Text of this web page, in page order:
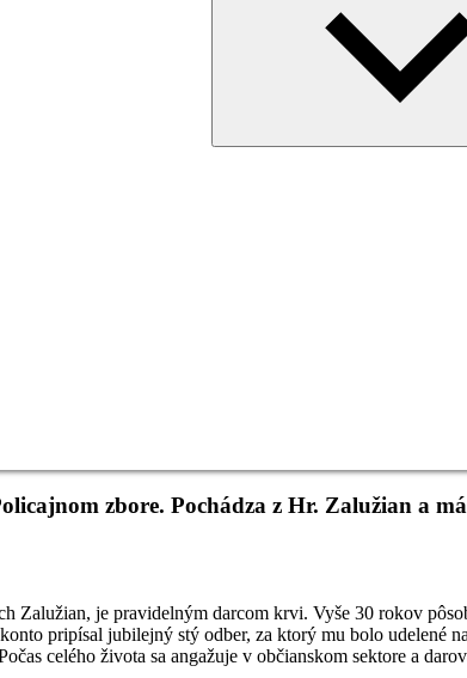
zbore. Pochádza z Hr. Zalužian a
Zalužian, je pravidelným darcom krvi. Vyše 30 rokov
pripísal jubilejný stý odber, za ktorý mu bolo udelené
celého života sa angažuje v občianskom sektore a